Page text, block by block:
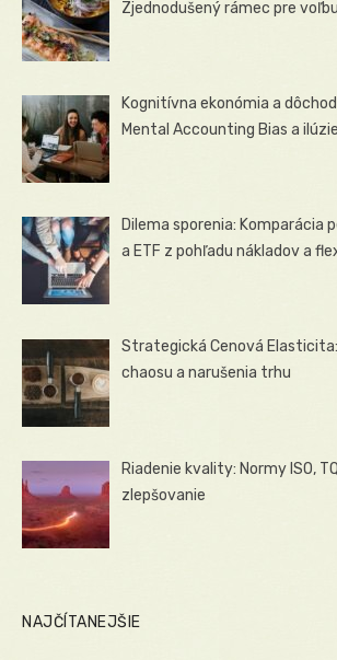
Zjednodušený rámec pre
Kognitívna ekonómia a
Mental Accounting Bias a
Dilema sporenia: Komparácia
a ETF z pohľadu nákladov a
Strategická Cenová
chaosu a narušenia trhu
Riadenie kvality: Normy ISO,
zlepšovanie
NAJČÍTANEJŠIE